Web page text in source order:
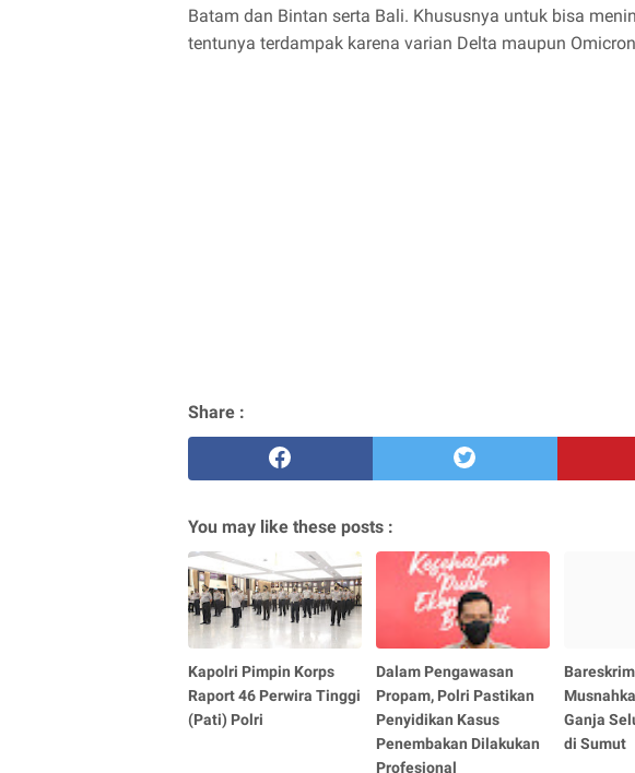
Batam dan Bintan serta Bali. Khususnya untuk bisa
tentunya terdampak karena varian Delta maupun
Share :
You may like these posts :
Kapolri Pimpin Korps
Raport 46 Perwira Tinggi
(Pati) Polri
Dalam Pengawasan
Propam, Polri Pastikan
Penyidikan Kasus
Penembakan Dilakukan
Profesional
Ganja
di Sumut